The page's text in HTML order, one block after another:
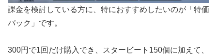
課金を検討している方に、特におすすめしたいのが「特価
パック」です。
300円で1回だけ購入でき、スタービート150個に加えて、